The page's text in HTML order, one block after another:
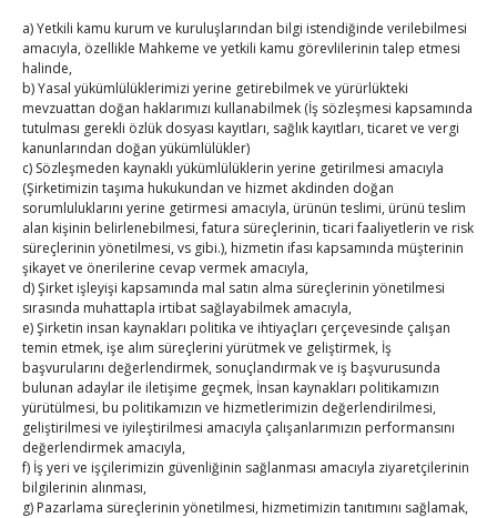
a) Yetkili kamu kurum ve kuruluşlarından bilgi istendiğinde verilebilmesi
amacıyla, özellikle Mahkeme ve yetkili kamu görevlilerinin talep etmesi
halinde,
b) Yasal yükümlülüklerimizi yerine getirebilmek ve yürürlükteki
mevzuattan doğan haklarımızı kullanabilmek (İş sözleşmesi kapsamında
tutulması gerekli özlük dosyası kayıtları, sağlık kayıtları, ticaret ve vergi
kanunlarından doğan yükümlülükler)
c) Sözleşmeden kaynaklı yükümlülüklerin yerine getirilmesi amacıyla
(Şirketimizin taşıma hukukundan ve hizmet akdinden doğan
sorumluluklarını yerine getirmesi amacıyla, ürünün teslimi, ürünü teslim
alan kişinin belirlenebilmesi, fatura süreçlerinin, ticari faaliyetlerin ve risk
süreçlerinin yönetilmesi, vs gibi.), hizmetin ifası kapsamında müşterinin
şikayet ve önerilerine cevap vermek amacıyla,
d) Şirket işleyişi kapsamında mal satın alma süreçlerinin yönetilmesi
sırasında muhattapla irtibat sağlayabilmek amacıyla,
e) Şirketin insan kaynakları politika ve ihtiyaçları çerçevesinde çalışan
temin etmek, işe alım süreçlerini yürütmek ve geliştirmek, İş
başvurularını değerlendirmek, sonuçlandırmak ve iş başvurusunda
bulunan adaylar ile iletişime geçmek, İnsan kaynakları politikamızın
yürütülmesi, bu politikamızın ve hizmetlerimizin değerlendirilmesi,
geliştirilmesi ve iyileştirilmesi amacıyla çalışanlarımızın performansını
değerlendirmek amacıyla,
f) İş yeri ve işçilerimizin güvenliğinin sağlanması amacıyla ziyaretçilerinin
bilgilerinin alınması,
g) Pazarlama süreçlerinin yönetilmesi, hizmetimizin tanıtımını sağlamak,
24
25 26 27 28 29
30
31
« Tem
E-BÜLTEN
Kasaba Ekonomi Dergisi
TOBB HABER
TUTSO İktisadi Durum Raporu
Hisarcıklıoğlu’ndan ‘girişimci olun’ tavsiyesi
SEDDK Başkanı Menteş’e ziyaret
Hisarcıklıoğlu ICCD Genel Sekreteri Khalawi ile görüştü